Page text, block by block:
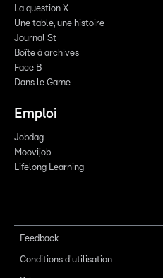
La question X
Une table, une histoire
Journal St
Boîte à archives
Face B
Dans le Game
Emploi
Jobdag
Moovijob
Lifelong Learning
Feedback
Conditions d'utilisation